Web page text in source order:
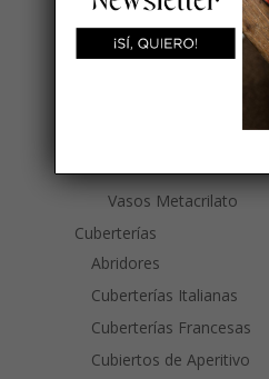
Sal Pimenteros
Sal Pimenteros
Cristal
Vasos Metacrilato
Cuberterías
Abridores
Cuberterías Italianas
Cuberterías Francesas
Cubiertos de Aperitivo